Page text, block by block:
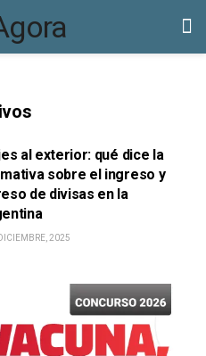
al exterior: qué dice la
sobre el ingreso y
de divisas en la
2025